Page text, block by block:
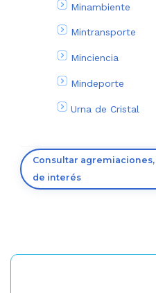
Minambiente
Mintransporte
Minciencia
Mindeporte
Urna de Cristal
Consultar
de interés